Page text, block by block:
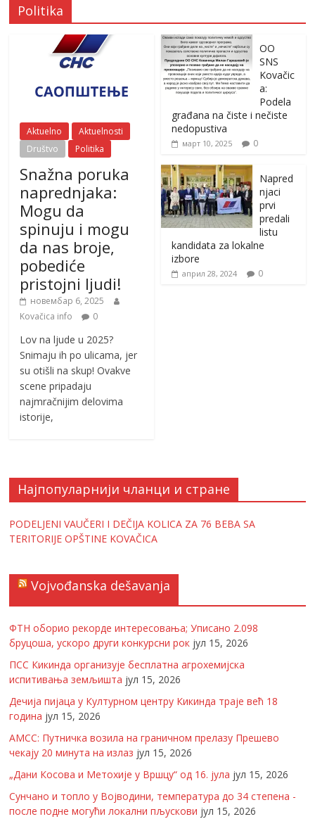
Politika
Aktuelno
Aktuelnosti
Društvo
Politika
Snažna poruka
naprednjaka:
Mogu da
spinuju i mogu
da nas broje,
pobediće
pristojni ljudi!
новембар 6, 2025
Kovačica info
0
Lov na ljude u 2025?
Snimaju ih po ulicama, jer
su otišli na skup! Ovakve
scene pripadaju
najmračnijim delovima
istorije,
OO
SNS
Kovačic
a:
Podela
građana na čiste i nečiste
nedopustiva
март 10, 2025 0
Napred
njaci
prvi
predali
listu
kandidata za lokalne
izbore
април 28, 2024 0
Најпопуларнији чланци и стране
PODELJENI VAUČERI I DEČIJA KOLICA ZA 76 BEBA SA
TERITORIJE OPŠTINE KOVAČICA
Vojvođanska dešavanja
ФТН оборио рекорде интересовања; Уписано 2.098
бруцоша, ускоро други конкурсни рок јул 15, 2026
ПСС Кикинда организује бесплатна агрохемијска
испитивања земљишта јул 15, 2026
Дечија пијаца у Културном центру Кикинда траје већ 18
година јул 15, 2026
АМСС: Путничка возила на граничном прелазу Прешево
чекају 20 минута на излаз јул 15, 2026
„Дани Косова и Метохије у Вршцу“ од 16. јула јул 15, 2026
Сунчано и топло у Војводини, температура до 34 степена -
после подне могући локални пљускови јул 15, 2026